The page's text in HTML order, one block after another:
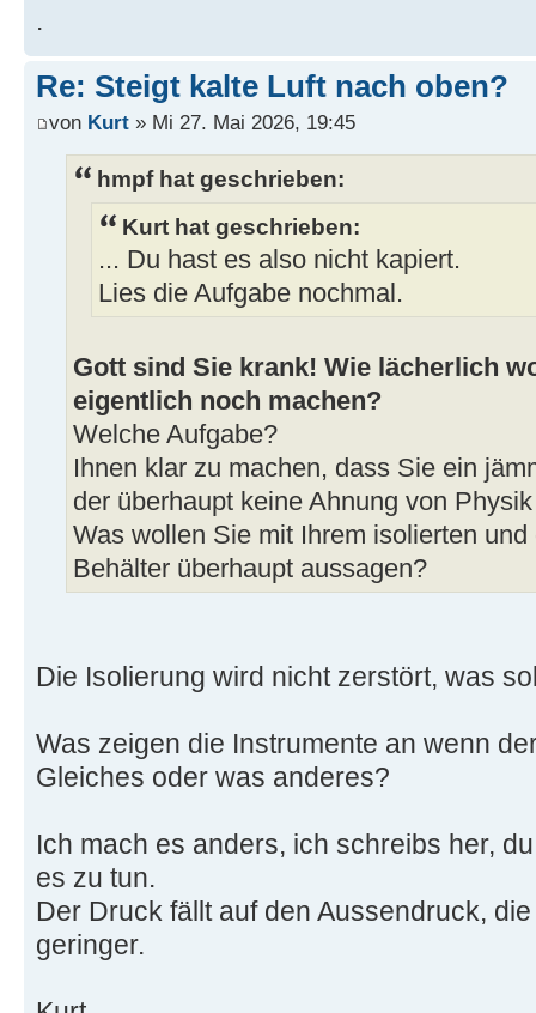
.
Re: Steigt kalte Luft nach oben?
von Kurt » Mi 27. Mai 2026, 19:45
hmpf hat geschrieben:
Kurt hat geschrieben:
... Du hast es also nicht kapiert.
Lies die Aufgabe nochmal.
Gott sind Sie krank! Wie lächerlich
eigentlich noch machen?
Welche Aufgabe?
Ihnen klar zu machen, dass Sie ein
der überhaupt keine Ahnung von
Was wollen Sie mit Ihrem isolierten
Behälter überhaupt aussagen?
Die Isolierung wird nicht zerstört, was
Was zeigen die Instrumente an wenn
Gleiches oder was anderes?
Ich mach es anders, ich schreibs her,
es zu tun.
Der Druck fällt auf den Aussendruck,
geringer.